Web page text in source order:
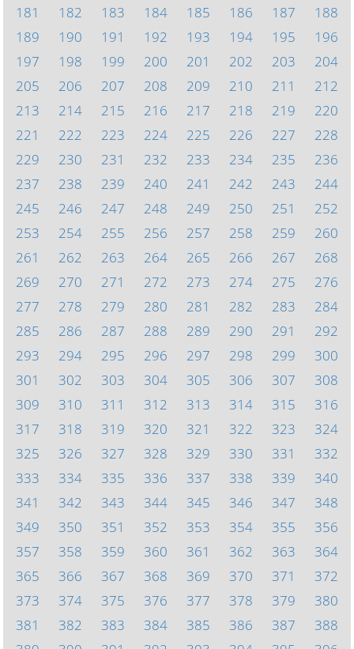
181
182 183 184 185 186 187
188
189
190 191 192 193 194 195
196
197
198 199 200 201 202 203
204
205
206 207 208 209 210 211
212
213
214 215 216 217 218 219
220
221
222 223 224 225 226 227
228
229
230 231 232 233 234 235
236
237
238 239 240 241 242 243
244
245
246 247 248 249 250 251
252
253
254 255 256 257 258 259
260
261
262 263 264 265 266 267
268
269
270 271 272 273 274 275
276
277
278 279 280 281 282 283
284
285
286 287 288 289 290 291
292
293
294 295 296 297 298 299
300
301
302 303 304 305 306 307
308
309
310 311 312 313 314 315
316
317
318 319 320 321 322 323
324
325
326 327 328 329 330 331
332
333
334 335 336 337 338 339
340
341
342 343 344 345 346 347
348
349
350 351 352 353 354 355
356
357
358 359 360 361 362 363
364
365
366 367 368 369 370 371
372
373
374 375 376 377 378 379
380
381
382 383 384 385 386 387
388